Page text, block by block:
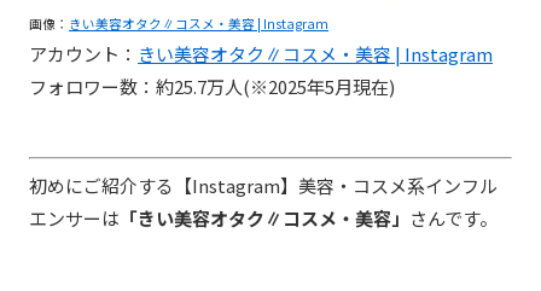
画像： きい美容オタク∥コスメ・美容 | Instagram
アカウント： きい美容オタク∥コスメ・美容 | Instagram
フォロワー数：約25.7万人(※2025年5月現在)
初めにご紹介する【Instagram】美容・コスメ系インフル
エンサーは 「きい美容オタク∥コスメ・美容」 さんです。